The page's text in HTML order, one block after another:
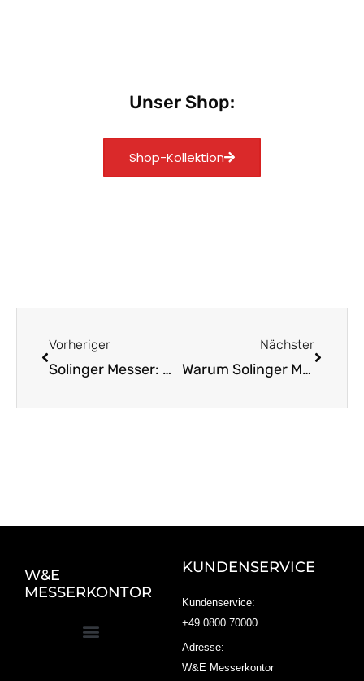
Unser Shop:
Shop-Kollektion
Vorheriger
Solinger Messer: Warum Qualität nicht von gestern ist
Nächster
Warum Solinger Messer die beste Wahl sind – Kaufberatung
W&E
MESSERKONTOR
KUNDENSERVICE
Kundenservice:
+49 0800 70000
Adresse:
W&E Messerkontor